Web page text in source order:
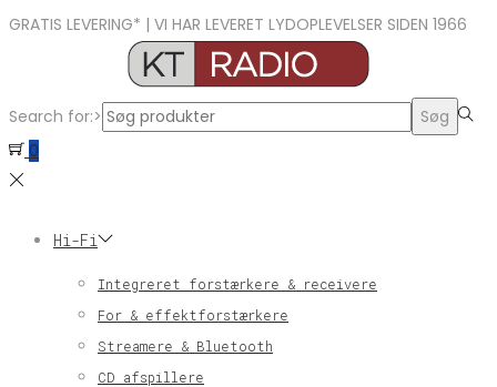
GRATIS LEVERING* | VI HAR LEVERET LYDOPLEVELSER SIDEN 1966
Search for:>
Søg
0
Hi-Fi
Integreret forstærkere & receivere
For & effektforstærkere
Streamere & Bluetooth
CD afspillere